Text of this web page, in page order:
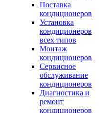
Поставка
кондиционеров
Установка
кондиционеров
всех типов
Монтаж
кондиционеров
Сервисное
обслуживание
кондиционеров
Диагностика и
ремонт
кондиционеров